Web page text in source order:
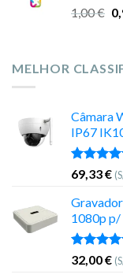
1,00€
MELHOR
Câmara
IP67
Avaliação
5.00
de 5
69,33€
1080p p/
Avaliação
5.00
de 5
32,00€